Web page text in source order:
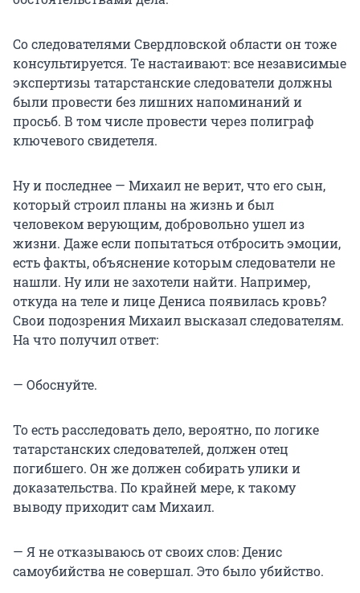
Со следователями Свердловской области он тоже
консультируется. Те настаивают: все независимые
экспертизы татарстанские следователи должны
были провести без лишних напоминаний и
просьб. В том числе провести через полиграф
ключевого свидетеля.
Ну и последнее — Михаил не верит, что его сын,
который строил планы на жизнь и был
человеком верующим, добровольно ушел из
жизни. Даже если попытаться отбросить эмоции,
есть факты, объяснение которым следователи не
нашли. Ну или не захотели найти. Например,
откуда на теле и лице Дениса появилась кровь?
Свои подозрения Михаил высказал следователям.
На что получил ответ:
— Обоснуйте.
То есть расследовать дело, вероятно, по логике
татарстанских следователей, должен отец
погибшего. Он же должен собирать улики и
доказательства. По крайней мере, к такому
выводу приходит сам Михаил.
— Я не отказываюсь от своих слов: Денис
самоубийства не совершал. Это было убийство.